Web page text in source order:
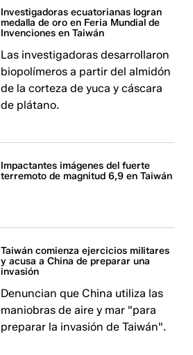
Investigadoras ecuatorianas logran
medalla de oro en Feria Mundial de
Invenciones en Taiwán
Las investigadoras desarrollaron
biopolímeros a partir del almidón
de la corteza de yuca y cáscara
de plátano.
Impactantes imágenes del fuerte
terremoto de magnitud 6,9 en Taiwán
Taiwán comienza ejercicios militares
y acusa a China de preparar una
invasión
Denuncian que China utiliza las
maniobras de aire y mar "para
preparar la invasión de Taiwán".